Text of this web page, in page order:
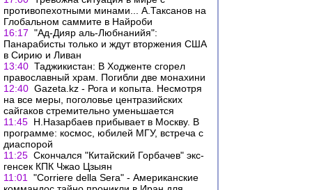
противопехотными минами... А.Таксанов на
Глобальном саммите в Найроби
16:17 "Ад-Дияр аль-Любнанийя":
Панарабисты только и ждут вторжения США
в Сирию и Ливан
13:40 Таджикистан: В Ходженте сгорел
православный храм. Погибли две монахини
12:40 Gazeta.kz - Рога и копыта. Несмотря
на все меры, поголовье центразийских
сайгаков стремительно уменьшается
11:45 Н.Назарбаев прибывает в Москву. В
программе: космос, юбилей МГУ, встреча с
диаспорой
11:25 Скончался "Китайский Горбачев" экс-
генсек КПК Чжао Цзыян
11:01
"Corriere della Sera" - Американские